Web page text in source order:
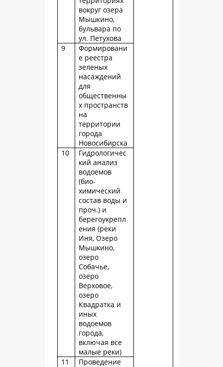
вокруг озера
Мышкино,
бульвара по
ул. Петухова
9
Формировани
е реестра
зеленых
насаждений
для
общественны
х пространств
на
территории
города
Новосибирска
10
Гидрологичес
кий анализ
водоемов
(био-
химический
состав воды и
проч.) и
берегоукрепл
ения (реки
Иня, Озеро
Мышкино,
озеро
Собачье,
озеро
Верховое,
озеро
Квадратка и
иных
водоемов
города,
включая все
малые реки)
11
Проведение